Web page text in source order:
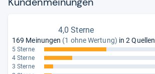
4,0 Sterne
169 Meinungen (1 ohne Wertung) in 2 Quellen
5 Sterne
4 Sterne
3 Sterne